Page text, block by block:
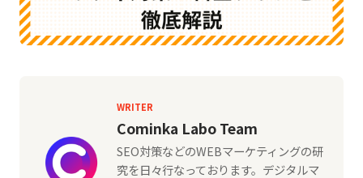
WRITER
Cominka Labo Team
SEO対策などのWEBマーケティングの研
究を日々行なっております。デジタルマ